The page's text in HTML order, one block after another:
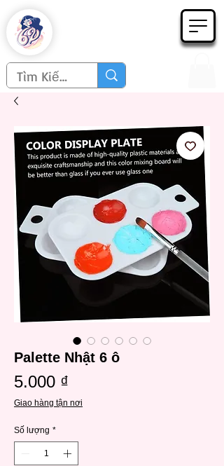
Palette Nhật 6 ô
5.000 ₫
Giao hàng tận nơi
Số lượng *